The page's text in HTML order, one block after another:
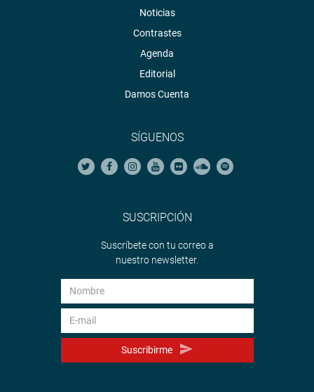
Noticias
Contrastes
Agenda
Editorial
Damos Cuenta
SÍGUENOS
SUSCRIPCIÓN
Suscríbete con tu correo a
nuestro newsletter.
Suscribirme